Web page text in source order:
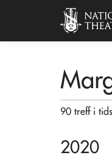
90 treff i
2020